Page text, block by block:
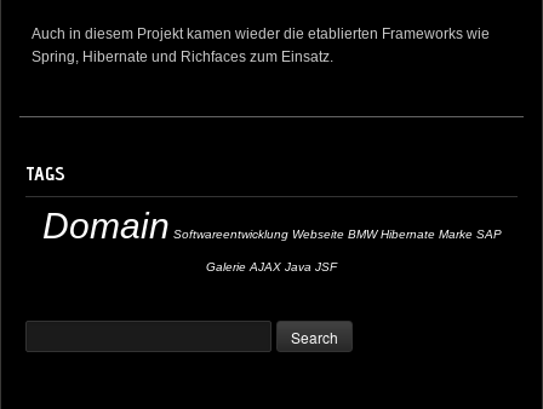
Auch in diesem Projekt kamen wieder die etablierten Frameworks wie
Spring, Hibernate und Richfaces zum Einsatz.
TAGS
Domain Softwareentwicklung Webseite BMW Hibernate Marke SAP
Galerie AJAX Java JSF